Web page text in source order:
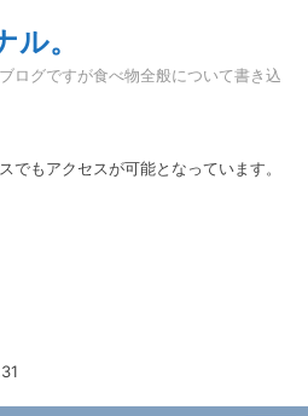
。
ログですが食べ物全般について書き込
でもアクセスが可能となっています。